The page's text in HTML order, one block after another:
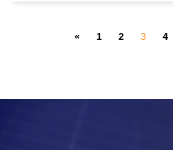
« 1 2 3 4